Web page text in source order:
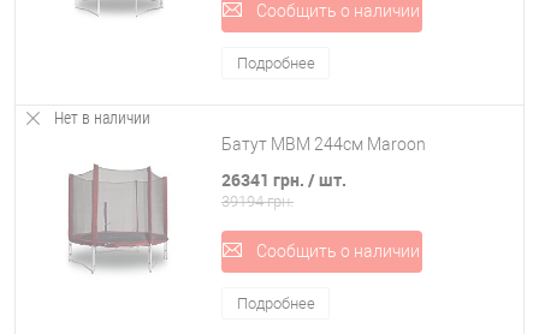
Сообщить о наличии
Подробнее
Нет в наличии
Батут MBM 244см Maroon
26341 грн. / шт.
39194 грн.
Сообщить о наличии
Подробнее